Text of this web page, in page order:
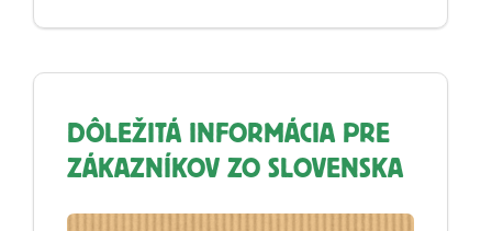
DÔLEŽITÁ INFORMÁCIA PRE
ZÁKAZNÍKOV ZO SLOVENSKA